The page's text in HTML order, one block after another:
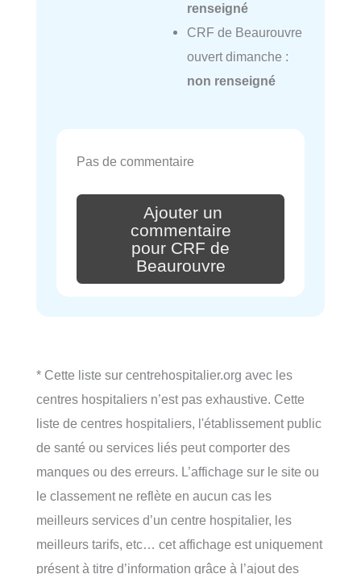
renseigné
CRF de Beaurouvre
ouvert dimanche :
non renseigné
Pas de commentaire
Ajouter un
commentaire
pour CRF de
Beaurouvre
* Cette liste sur centrehospitalier.org avec les
centres hospitaliers n’est pas exhaustive. Cette
liste de centres hospitaliers, l'établissement public
de santé ou services liés peut comporter des
manques ou des erreurs. L’affichage sur le site ou
le classement ne reflète en aucun cas les
meilleurs services d’un centre hospitalier, les
meilleurs tarifs, etc… cet affichage est uniquement
présent à titre d’information grâce à l’ajout des